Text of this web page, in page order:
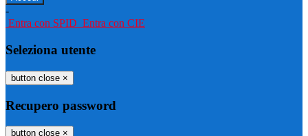
-
Entra con SPID Entra con CIE
Seleziona utente
button close ×
Recupero password
button close ×